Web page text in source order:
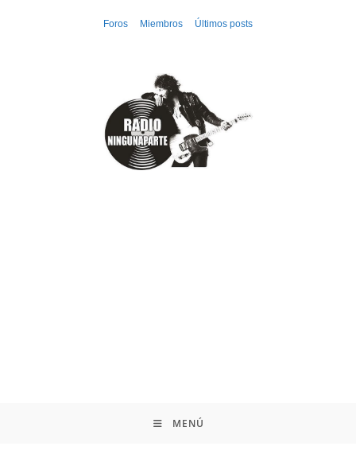
Foros Miembros Últimos posts
MENÚ